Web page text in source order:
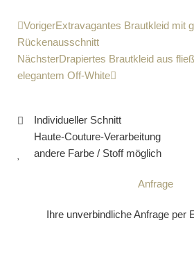
VorigerExtravagantes Brautkleid mit
Rückenausschnitt
NächsterDrapiertes Brautkleid aus
elegantem Off-White
Individueller Schnitt
Haute-Couture-Verarbeitung
andere Farbe / Stoff möglich
Anfrage
Ihre unverbindliche Anfrage per